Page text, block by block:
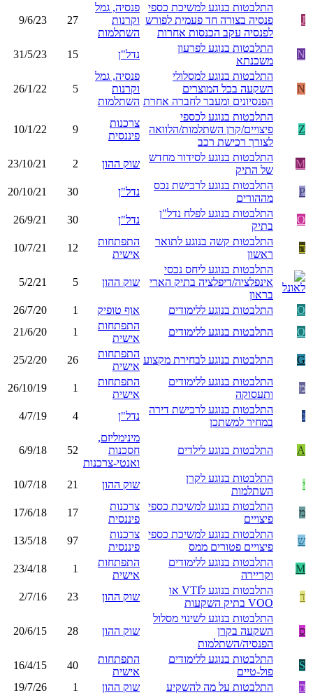
J
התלבטות בנוגע למשיכת כספי
פנסיה בצורה חד פעמית לפורש
לפנסיה עקב הכנסות אחרות
פנסיה, גמל
וקרנות
השתלמות
27
9/6/23
N
התלבטות בנוגע לפרעון
משכנתא
נדל"ן 15
31/5/23
N
התלבטות בנוגע למסלולי
השקעה בכל המוצרים
הפנסיונים ומעבר לחברה אחרת
פנסיה, גמל
וקרנות
השתלמות
5
26/1/22
Z
התלבטות בנוגע לכספי
פיצויים/קרן השתלמות/הלוואה
לצורך רכישת רכב
צרכנות
פיננסית
9
10/1/22
M
התלבטות בנוגע לסידור מחדש
של התיק
שוק ההון 2
23/10/21
P
התלבטות בנוגע לרכישת נכס
מההורים
נדל"ן 30
20/10/21
O
התלבטות בנוגע לפלח נדל"ן
בתיק
נדל"ן 30
26/9/21
ה
התלבטות קשה בנוגע לתואר
ראשון
התפתחות
אישית
12
10/7/21
התלבטות בנוגע ליחס נכסי
אינפלציה/דיפלציה בתיק הארי
בראון
שוק ההון 5
5/2/21
O התלבטות בנוגע ללימודים אוף טופיק 1
26/7/20
O
התלבטות בנוגע ללימודים
התפתחות
אישית
1
21/6/20
G התלבטות בנוגע לבחירת מקצוע
התפתחות
אישית
26
25/2/20
מ
התלבטות בנוגע ללימודים
ותעסוקה
התפתחות
אישית
1
26/10/19
נ
התלבטות בנוגע לרכישת דירה
במחיר למשתכן
נדל"ן 4
4/7/19
A התלבטות בנוגע לילדים
מינימליזם,
חסכנות
ואנטי-צרכנות
52
6/9/18
י
התלבטות בנוגע לקרן
השתלמות
שוק ההון 21
10/7/18
מ
התלבטות בנוגע למשיכת כספי
פיצויים
צרכנות
פיננסית
17
17/6/18
ש
התלבטות בנוגע למשיכת כספי
פיצויים פטורים ממס
צרכנות
פיננסית
97
13/5/18
M
התלבטות בנוגע ללימודים
וקריירה
התפתחות
אישית
1
23/4/18
ד
התלבטות בנוגע לVTI או
VOO בתיק השקעות
שוק ההון 23
2/7/16
ס
התלבטות בנוגע לשינוי מסלול
השקעה בקרן
הפנסיה/השתלמות
שוק ההון 28
20/6/15
S
התלבטות בנוגע ללימודים
פול-טיים
התפתחות
אישית
40
16/4/15
ה
התלבטות על מה להשקיע שוק ההון 1
19/7/26